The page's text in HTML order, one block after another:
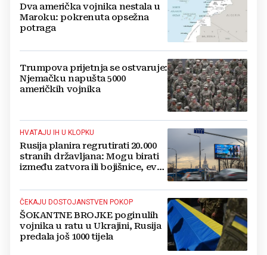
Dva američka vojnika nestala u
Maroku: pokrenuta opsežna
potraga
Trumpova prijetnja se ostvaruje:
Njemačku napušta 5000
američkih vojnika
HVATAJU IH U KLOPKU
Rusija planira regrutirati 20.000
stranih državljana: Mogu birati
između zatvora ili bojišnice, evo
ČEKAJU DOSTOJANSTVEN POKOP
ŠOKANTNE BROJKE poginulih
vojnika u ratu u Ukrajini, Rusija
predala još 1000 tijela